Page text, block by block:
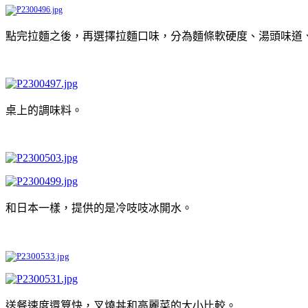
點完拉麵之後，再選擇拉麵口味，分為麵條軟硬度、湯頭味道
桌上的調味料。
和日本一樣，提供的是冷吱吱冰開水。
送餐速度還算快，叉燒丼和高麗菜的大小比較。